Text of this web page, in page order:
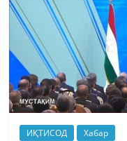
ИҚТИСОД Хабар